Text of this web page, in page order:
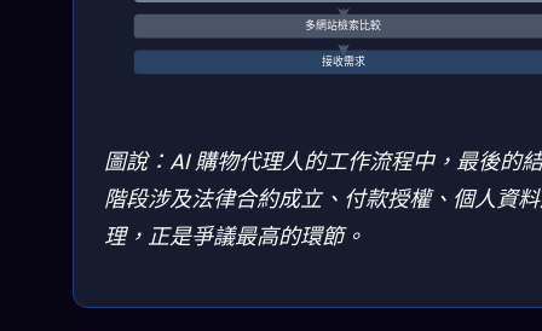
接收需求
多網站檢索比較
圖說：AI 購物代理人的工作流程中，最後的
階段涉及法律合約成立、付款授權、個人資
理，正是爭議最高的環節。